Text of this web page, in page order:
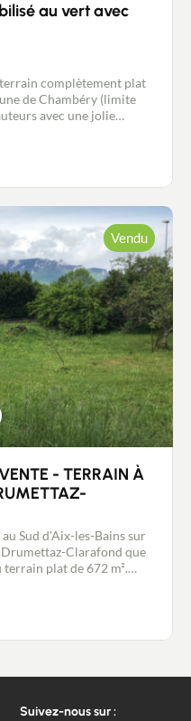
au vert avec
de Chambéry (limite
bordées de platanes qui
(lotissement) et une
Ce type
le visiter sans tarder !
auxquels ce bien
sur le site Géorisques :
une visite contactez
06.08.04.02.27,
Deal Immobilier
no881 196 183. Non
Vendu
- TERRAIN À
Clarafond que
terrain plat de 672 m².
d'autoroute à 5 min en
avec viabilités en
Suivez-nous sur :